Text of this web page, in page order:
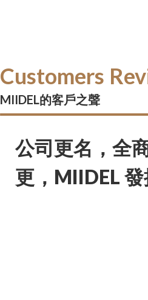
Customers
MIIDEL的客戶之聲
公司更名，全
更，MIIDEL 發